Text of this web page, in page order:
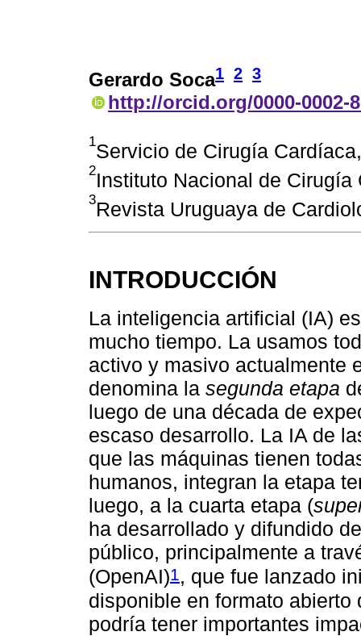
Gerardo Soca1 2 3
http://orcid.org/0000-0002-
1Servicio de Cirugía
2Instituto Nacional de Cirugía
3Revista Uruguaya de
INTRODUCCIÓN
La inteligencia artificial (IA)
mucho tiempo. La usamos
activo y masivo actualmente
denomina la segunda etapa
luego de una década de
escaso desarrollo. La IA de
que las máquinas tienen
humanos, integran la etapa
luego, a la cuarta etapa (
ha desarrollado y difundido
público, principalmente a
(OpenAI)1 , que fue lanzado
disponible en formato
podría tener importantes